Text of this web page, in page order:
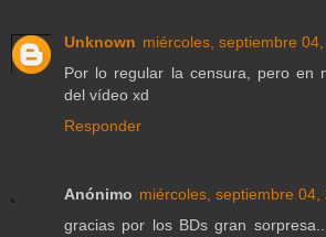
Unknown miércoles, septiembre
Por lo regular la censura, pero en
del vídeo xd
Responder
Anónimo miércoles, septiembre 04,
gracias por los BDs gran